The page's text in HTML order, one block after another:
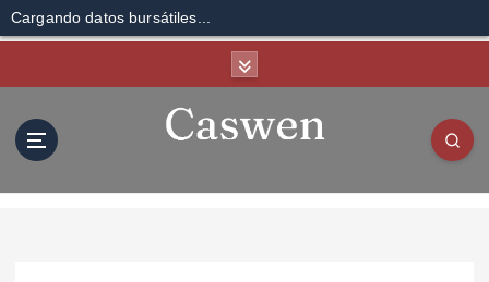
Cargando datos bursátiles...